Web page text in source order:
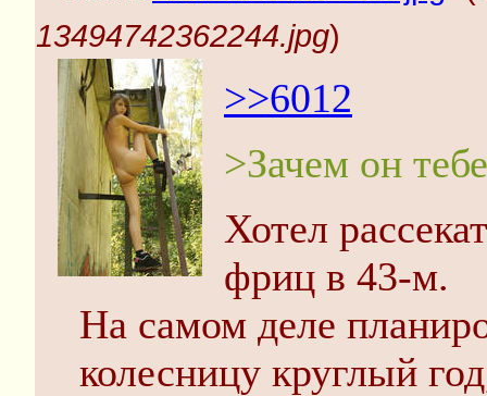
13494742362244.jpg)
>>6012
>Зачем он
Хотел
фриц в 43-м.
На самом деле
колесницу круглый